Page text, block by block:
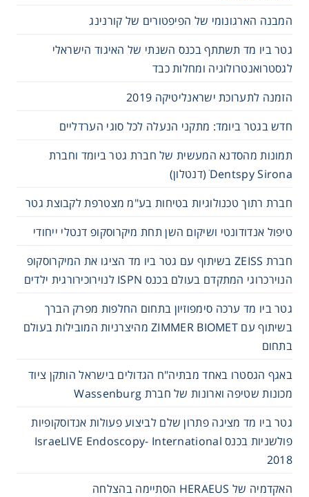
המבנה הארגונומי של הפיפטורים של קורנינג
גטר ביו מד תשתתף בכנס השנתי של האיגוד הישראלי
לגסטרואנטרולוגיה ומחלות כבד
הזמנה לתערוכת ישראנליטיקה 2019
חדש בגטר ביומד: מתקני הנעלה לכל סוגי הערדליים
תמונות מהסדנא המעשית של חברת גטר ביומד וחברת
Dentspy Sirona ׁ(דנטלון)
חברת רתוך טכנולוגיות בטיחות בע"מ מצטרפת לקבוצת גטר
טיפול אנדודונטי ושיקום השן תחת מיקרוסקופ דנטלי ייחודי
חברת ZEISS בשיתוף עם גטר ביו מד הציגו את המיקרוסקופ
הנוירכרוגי המתקדם בעולם בכנס ISPN לנוירוכירורגית ילדים
גטר ביו מד ערכה סימפוזיון בתחום החלפות מפרק הברך
בשיתוף עם ZIMMER BIOMET מהיצרניות המובילות בעולם
בתחום
באגף הגסטרו באחד מבתיה"ח הגדולים בישראל הותקן ציוד
מכונות שטיפה וארונות של חברת Wassenburg
גטר ביו מד מציגה פתרון שלם לביצוע פעולות אנדוסקופיות
פולשניות בכנס IsraeLIVE Endoscopy- International
2018
האקדמיה של HERAEUS הסתיימה בהצלחה